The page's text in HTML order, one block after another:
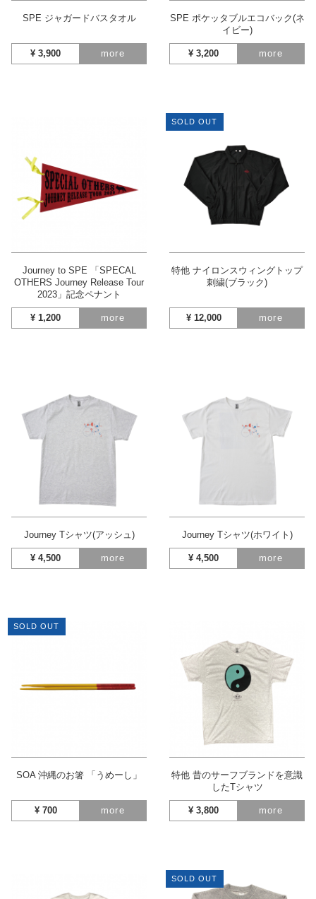
SPE ジャガードバスタオル
¥ 3,900 more
SPE ポケッタブルエコバック(ネ
イビー)
¥ 3,200 more
Journey to SPE 「SPECAL
OTHERS Journey Release Tour
2023」記念ペナント
¥ 1,200 more
SOLD OUT
特他 ナイロンスウィングトップ
刺繍(ブラック)
¥ 12,000 more
Journey Tシャツ(アッシュ)
¥ 4,500 more
Journey Tシャツ(ホワイト)
¥ 4,500 more
SOLD OUT
SOA 沖縄のお箸 「うめーし」
¥ 700 more
特他 昔のサーフブランドを意識
したTシャツ
¥ 3,800 more
SOLD OUT